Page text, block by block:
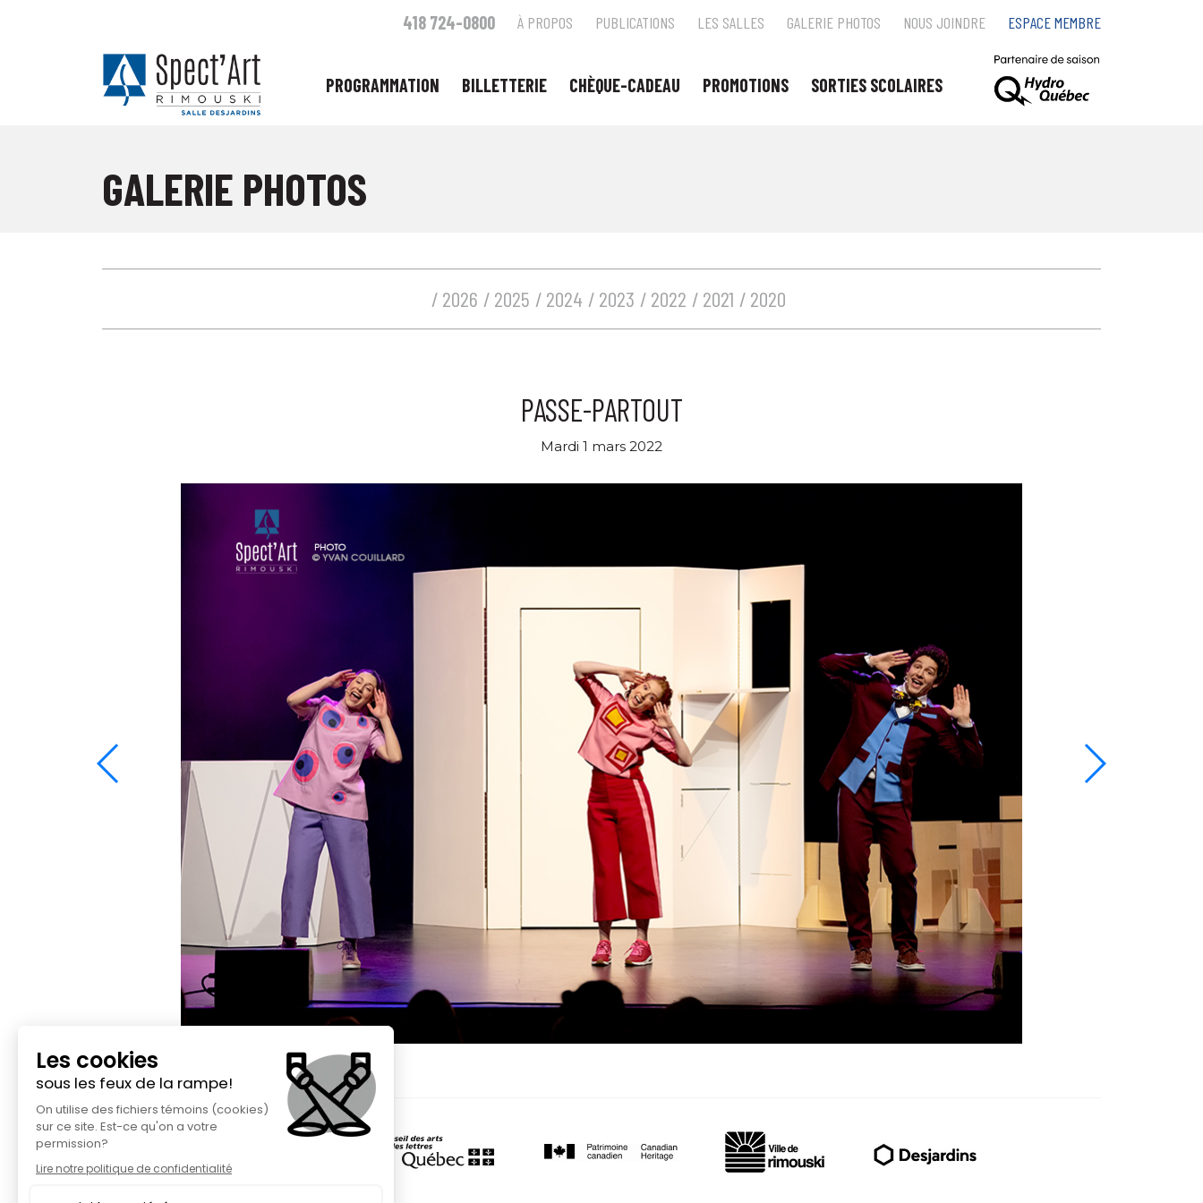
418 724-0800 À PROPOS PUBLICATIONS LES SALLES GALERIE PHOTOS NOUS JOINDRE ESPACE MEMBRE
PROGRAMMATION BILLETTERIE CHÈQUE-CADEAU PROMOTIONS SORTIES SCOLAIRES
GALERIE PHOTOS
2026 2025 2024 2023 2022 2021 2020
PASSE-PARTOUT
Mardi 1 mars 2022